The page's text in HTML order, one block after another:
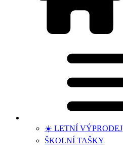
☀️ LETNÍ VÝPRODEJ
ŠKOLNÍ TAŠKY